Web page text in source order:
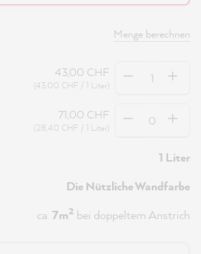
Menge berechnen
43,00 CHF
(43,00 CHF / 1 Liter)
71,00 CHF
(28,40 CHF / 1 Liter)
1 Liter
Die Nützliche Wandfarbe
ca. 7m2 bei doppeltem Anstrich